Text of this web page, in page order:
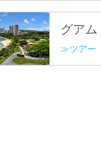
グアム
ツアー